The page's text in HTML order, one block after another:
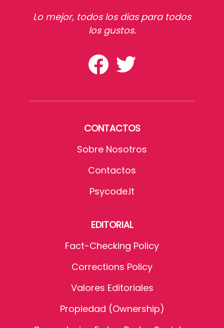
Lo mejor, todos los dias para todos
los gustos.
CONTACTOS
Sobre Nosotros
Contactos
Psycode.it
EDITORIAL
Fact-Checking Policy
Corrections Policy
Valores Editoriales
Propiedad (Ownership)